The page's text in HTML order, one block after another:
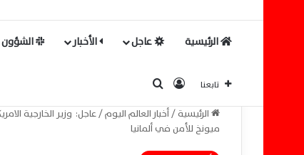
الرئيسية عاجل الأخبار الشؤون
تابعنا تسجيل الدخول
الرئيسية/أخبار العالم اليوم/عاجل: وزير الخارجية
ميونخ للأمن في ألمانيا